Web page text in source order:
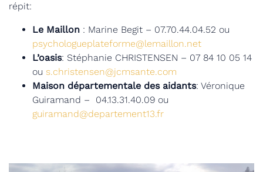
répit:
Le Maillon : Marine Begit – 07.70.44.04.52 ou
psychologueplateforme@lemaillon.net
L’oasis: Stéphanie CHRISTENSEN – 07 84 10 05 14
ou s.christensen@jcmsante.com
Maison départementale des aidants: Véronique
Guiramand – 04.13.31.40.09 ou
guiramand@departement13.fr